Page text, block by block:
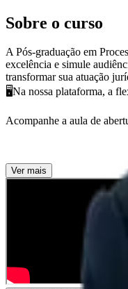
Sobre o curso
A Pós-graduação em
excelência e simule
transformar sua atuação
🖥Na nossa plataforma, a
Acompanhe a aula de
Ver mais